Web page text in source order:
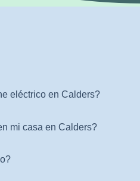
eléctrico en Calders?
mi casa en Calders?